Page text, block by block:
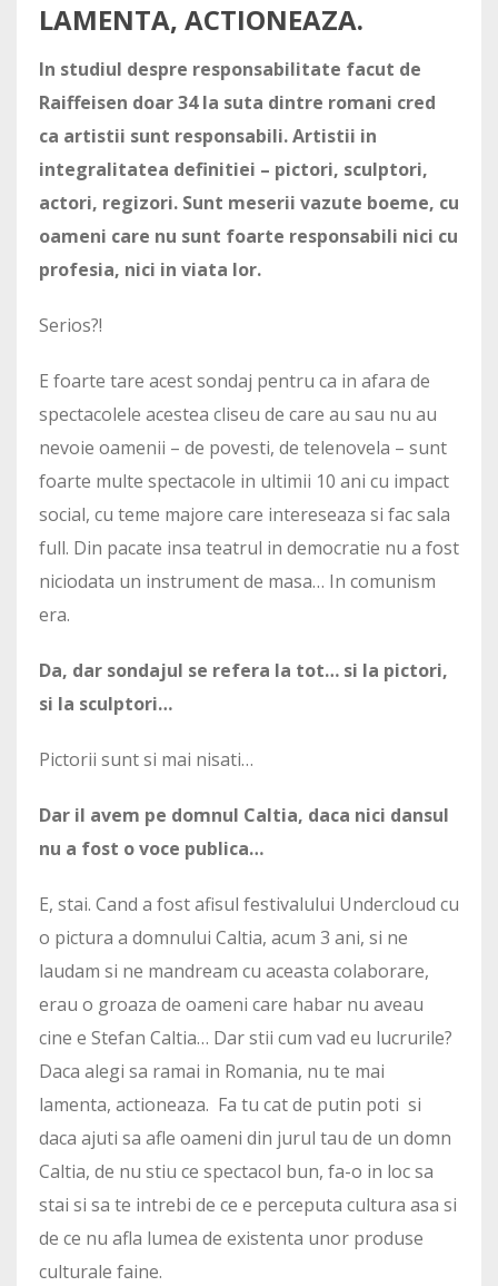
LAMENTA, ACTIONEAZA.
In studiul despre responsabilitate facut de
Raiffeisen doar 34 la suta dintre romani cred
ca artistii sunt responsabili. Artistii in
integralitatea definitiei – pictori, sculptori,
actori, regizori. Sunt meserii vazute boeme, cu
oameni care nu sunt foarte responsabili nici cu
profesia, nici in viata lor.
Serios?!
E foarte tare acest sondaj pentru ca in afara de
spectacolele acestea cliseu de care au sau nu au
nevoie oamenii – de povesti, de telenovela – sunt
foarte multe spectacole in ultimii 10 ani cu impact
social, cu teme majore care intereseaza si fac sala
full. Din pacate insa teatrul in democratie nu a fost
niciodata un instrument de masa… In comunism
era.
Da, dar sondajul se refera la tot… si la pictori,
si la sculptori…
Pictorii sunt si mai nisati…
Dar il avem pe domnul Caltia, daca nici dansul
nu a fost o voce publica…
E, stai. Cand a fost afisul festivalului Undercloud cu
o pictura a domnului Caltia, acum 3 ani, si ne
laudam si ne mandream cu aceasta colaborare,
erau o groaza de oameni care habar nu aveau
cine e Stefan Caltia… Dar stii cum vad eu lucrurile?
Daca alegi sa ramai in Romania, nu te mai
lamenta, actioneaza. Fa tu cat de putin poti si
daca ajuti sa afle oameni din jurul tau de un domn
Caltia, de nu stiu ce spectacol bun, fa-o in loc sa
stai si sa te intrebi de ce e perceputa cultura asa si
de ce nu afla lumea de existenta unor produse
culturale faine.